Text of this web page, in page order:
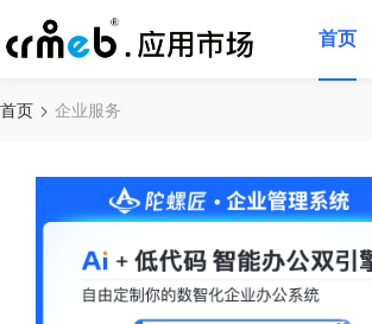
首页
首页 企业服务